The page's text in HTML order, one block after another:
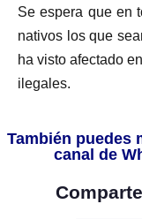
Se espera que en
nativos los que
ha visto afectado
ilegales.
También puedes
canal de